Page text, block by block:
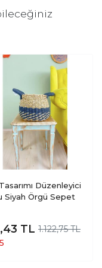
Düzenleyici
Siyah Örgü Sepet
TL 1.122,75 TL